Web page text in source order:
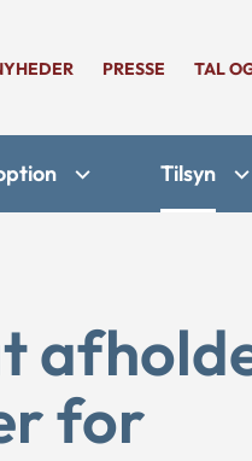
PRESSE TAL
Tilsyn
for